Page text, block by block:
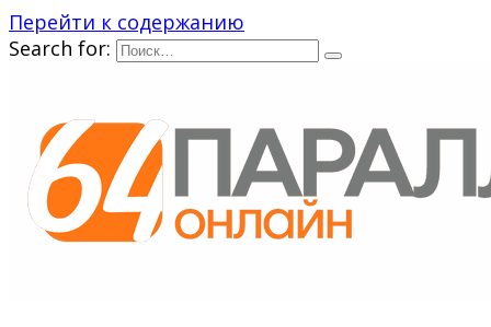
Перейти к содержанию
Search for: